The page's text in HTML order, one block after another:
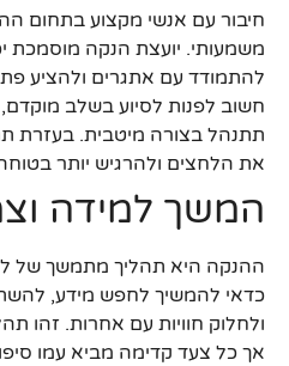
חיבור עם אנשי מקצוע בתחום
משמעותי. יועצת הנקה מוסמכת
להתמודד עם אתגרים ולהציע
חשוב לפנות לסיוע בשלב
תתנהל בצורה מיטבית. בעזרת
את הלחצים ולהרגיש יותר
המשך למידה
ההנקה היא תהליך מתמשך של
כדאי להמשיך לחפש מידע,
ולחלוק חוויות עם אחרות. זהו
אך כל צעד קדימה מביא עמו